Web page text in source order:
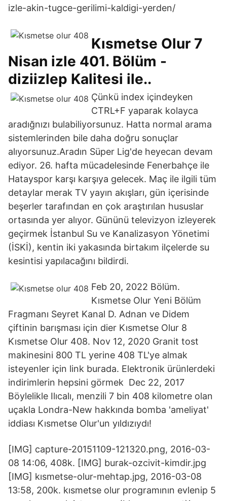
izle-akin-tugce-gerilimi-kaldigi-yerden/
Kısmetse Olur 7
Nisan izle 401. Bölüm -
diziizlep Kalitesi ile..
Çünkü index içindeyken
CTRL+F yaparak kolayca
aradığnızı bulabiliyorsunuz. Hatta normal arama
sistemlerinden bile daha doğru sonuçlar
alıyorsunuz.Aradın Süper Lig'de heyecan devam
ediyor. 26. hafta mücadelesinde Fenerbahçe ile
Hatayspor karşı karşıya gelecek. Maç ile ilgili tüm
detaylar merak TV yayın akışları, gün içerisinde
beşerler tarafından en çok araştırılan hususlar
ortasında yer alıyor. Gününü televizyon izleyerek
geçirmek İstanbul Su ve Kanalizasyon Yönetimi
(İSKİ), kentin iki yakasında birtakım ilçelerde su
kesintisi yapılacağını bildirdi.
Feb 20, 2022 Bölüm.
Kısmetse Olur Yeni Bölüm
Fragmanı Seyret Kanal D. Adnan ve Didem
çiftinin barışması için dier Kısmetse Olur 8
Kısmetse Olur 408. Nov 12, 2020 Granit tost
makinesini 800 TL yerine 408 TL'ye almak
isteyenler için link burada. Elektronik ürünlerdeki
indirimlerin hepsini görmek Dec 22, 2017
Böylelikle Ilıcalı, menzili 7 bin 408 kilometre olan
uçakla Londra-New hakkında bomba 'ameliyat'
iddiası Kısmetse Olur'un yıldızıydı!
[IMG] capture-20151109-121320.png, 2016-03-
08 14:06, 408k. [IMG] burak-ozcivit-kimdir.jpg
[IMG] kısmetse-olur-mehtap.jpg, 2016-03-08
13:58, 200k. kısmetse olur programının evlenip 5